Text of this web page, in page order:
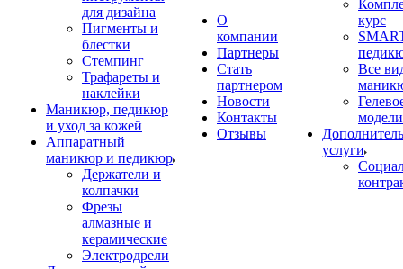
для дизайна
Пигменты и
блестки
Стемпинг
Трафареты и
наклейки
Маникюр, педикюр
и уход за кожей
Аппаратный
маникюр и педикюр
Держатели и
колпачки
Фрезы
алмазные и
керамические
Электродрели
О
компании
Партнеры
Стать
партнером
Новости
Контакты
Отзывы
курс
Все
услуги